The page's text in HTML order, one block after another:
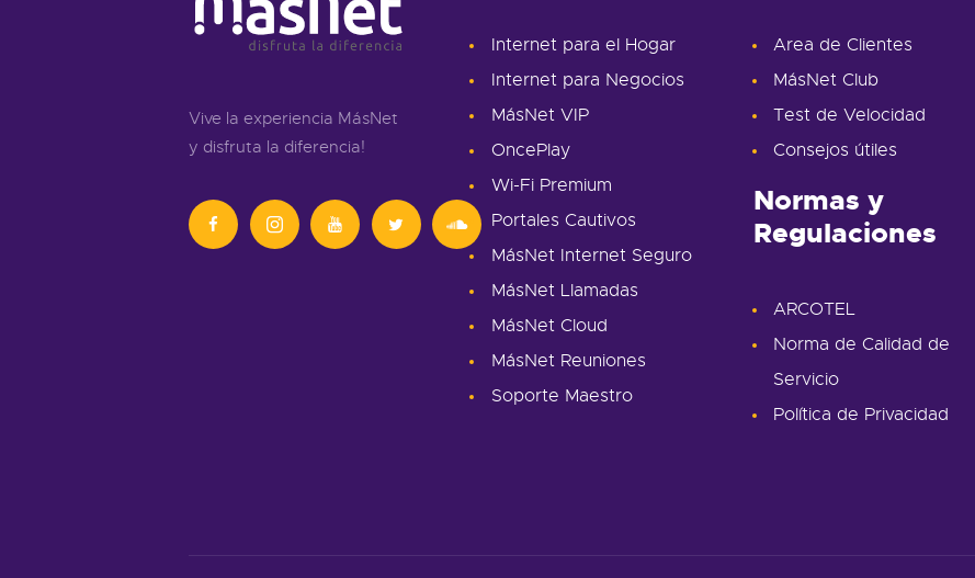
Vive la experiencia MásNet
y disfruta la diferencia!
Internet para el Hogar
Internet para Negocios
MásNet VIP
OncePlay
Wi-Fi Premium
Portales Cautivos
MásNet Internet Seguro
MásNet Llamadas
MásNet Cloud
MásNet Reuniones
Soporte Maestro
Area de Clientes
MásNet Club
Test de Velocidad
Consejos útiles
Normas y
Regulaciones
ARCOTEL
Norma de Calidad de
Servicio
Política de Privacidad